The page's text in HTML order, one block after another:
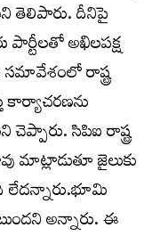
తెలిపారు. దీనిపై
అఖిలపక్ష
రాష్ట్ర
కార్యాచరణను
సిపిఐ రాష్ట్ర
మాట్లాడుతూ జైలుకు
అన్నారు. ఈ